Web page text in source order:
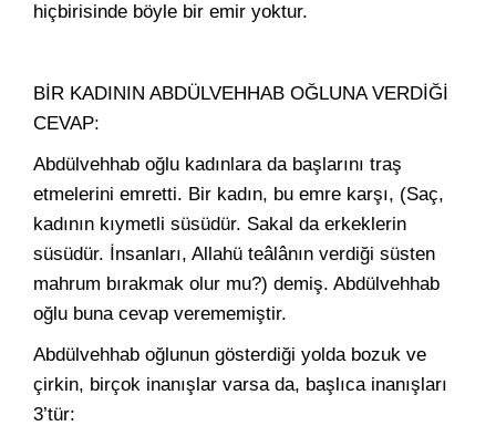
hiçbirisinde böyle bir emir yoktur.
BİR KADININ ABDÜLVEHHAB OĞLUNA VERDİĞİ
CEVAP:
Abdülvehhab oğlu kadınlara da başlarını traş
etmelerini emretti. Bir kadın, bu emre karşı, (Saç,
kadının kıymetli süsüdür. Sakal da erkeklerin
süsüdür. İnsanları, Allahü teâlânın verdiği süsten
mahrum bırakmak olur mu?) demiş. Abdülvehhab
oğlu buna cevap verememiştir.
Abdülvehhab oğlunun gösterdiği yolda bozuk ve
çirkin, birçok inanışlar varsa da, başlıca inanışları
3’tür: